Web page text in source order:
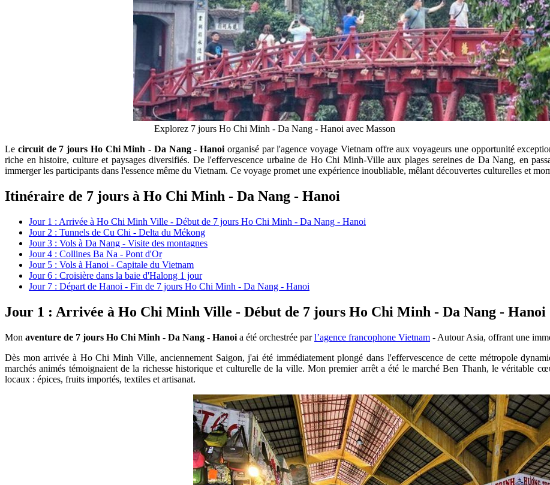
Explorez 7 jours Ho Chi Minh - Da Nang - Hanoi avec Masson
​Le circuit de 7 jours Ho Chi Minh - Da Nang - Hanoi organisé par l'agence voyage Vietnam offre aux voyageurs une opportunité
riche en histoire, culture et paysages diversifiés. De l'effervescence urbaine de Ho Chi Minh-Ville aux plages sereines de Da Nang, en
immerger les participants dans l'essence même du Vietnam. Ce voyage promet une expérience inoubliable, mêlant découvertes culturelles et
Itinéraire de 7 jours à Ho Chi Minh - Da Nang - Hanoi
Jour 1 : Arrivée à Ho Chi Minh Ville - Début de 7 jours Ho Chi Minh - Da Nang - Hanoi
Jour 2 : Tunnels de Cu Chi - Delta du Mékong​
Jour 3 : Vols à Da Nang - Visite des montagnes
Jour 4 : Collines Ba Na - Pont d'Or​
Jour 5 : Vols à Hanoi - Capitale du Vietnam
Jour 6 : Croisière dans la baie d'Halong​ 1 jour
Jour 7 : Départ de Hanoi - Fin de 7 jours Ho Chi Minh - Da Nang - Hanoi
Jour 1 : Arrivée à Ho Chi Minh Ville - Début de 7 jours Ho Chi Minh - Da Nang - Hanoi
Mon aventure de 7 jours Ho Chi Minh - Da Nang - Hanoi a été orchestrée parl’agence francophone Vietnam - Autour Asia, offrant une
Dès mon arrivée à Ho Chi Minh Ville, anciennement Saigon, j'ai été immédiatement plongé dans l'effervescence de cette métropole
marchés animés témoignaient de la richesse historique et culturelle de la ville. Mon premier arrêt a été le marché Ben Thanh, le véritable
locaux : épices, fruits importés, textiles et artisanat.